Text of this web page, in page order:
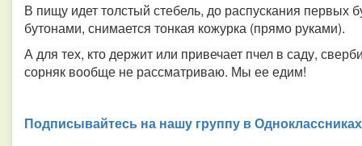
В пищу идет толстый стебель, до распускания первых
бутонами, снимается тонкая кожурка (прямо руками).
А для тех, кто держит или привечает пчел в саду,
сорняк вообще не рассматриваю. Мы ее едим!
Подписывайтесь на нашу группу в Одноклассниках